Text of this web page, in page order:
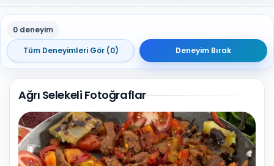
0 deneyim
Tüm Deneyimleri Gör (0)
Deneyim Bırak
Ağrı Selekeli Fotoğraflar
1Fotoğraf